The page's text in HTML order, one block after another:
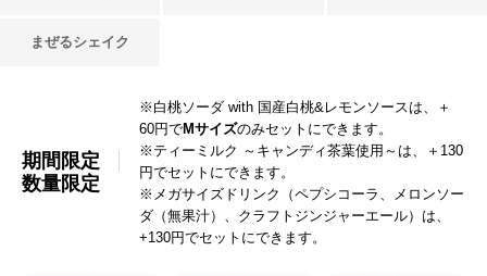
まぜるシェイク
期間限定
数量限定
※白桃ソーダ with 国産白桃&レモンソースは、＋
60円でMサイズのみセットにできます。
※ティーミルク ～キャンディ茶葉使用～は、＋130
円でセットにできます。
※メガサイズドリンク（ペプシコーラ、メロンソー
ダ（無果汁）、クラフトジンジャーエール）は、
+130円でセットにできます。